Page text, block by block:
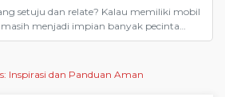
setuju dan relate? Kalau memiliki mobil
menjadi impian banyak pecinta
model, BMW F30, generasi keenam dari
2012 hingga 2019, menjadi pilihan
karena harganya yang kini kian
bekas. Tapi ketika […]
Inspirasi dan Panduan Aman